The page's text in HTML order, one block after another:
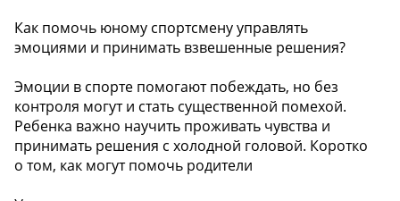
Как помочь юному спортсмену управлять
эмоциями и принимать взвешенные решения?
Эмоции в спорте помогают побеждать, но без
контроля могут и стать существенной помехой.
Ребенка важно научить проживать чувства и
принимать решения с холодной головой. Коротко
о том, как могут помочь родители ️